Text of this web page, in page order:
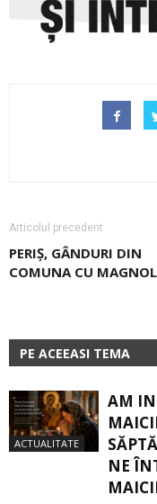
Articolul precedent
PERIŞ, GÂNDURI DIN
COMUNA CU
PE ACEEASI TEMA
ACTUALITATE
AM
NE